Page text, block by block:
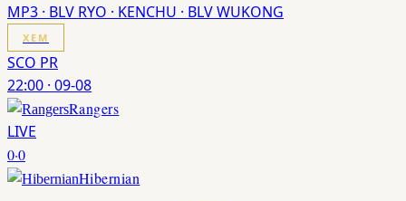
MP3 · BLV RYO · KENCHU · BLV WUKONG
XEM
SCO PR
22:00 · 09-08
Rangers
LIVE
0·0
Hibernian